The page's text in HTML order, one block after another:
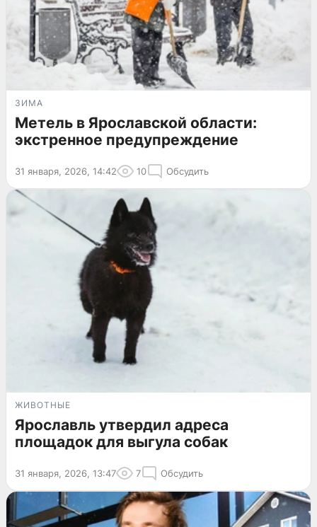
ЗИМА
Метель в Ярославской области:
экстренное предупреждение
31 января, 2026, 14:42 10 Обсудить
ЖИВОТНЫЕ
Ярославль утвердил адреса
площадок для выгула собак
31 января, 2026, 13:47 7 Обсудить